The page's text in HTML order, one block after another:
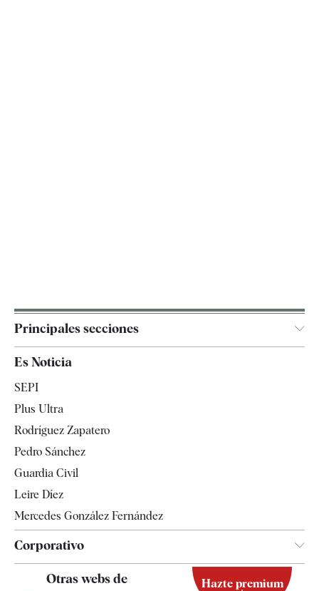
Principales secciones
España
Televisión
Es Noticia
SEPI
Plus Ultra
Rodríguez Zapatero
Pedro Sánchez
Guardia Civil
Leire Díez
Mercedes González Fernández
Corporativo
Contacto
Otras webs de Hazte premium